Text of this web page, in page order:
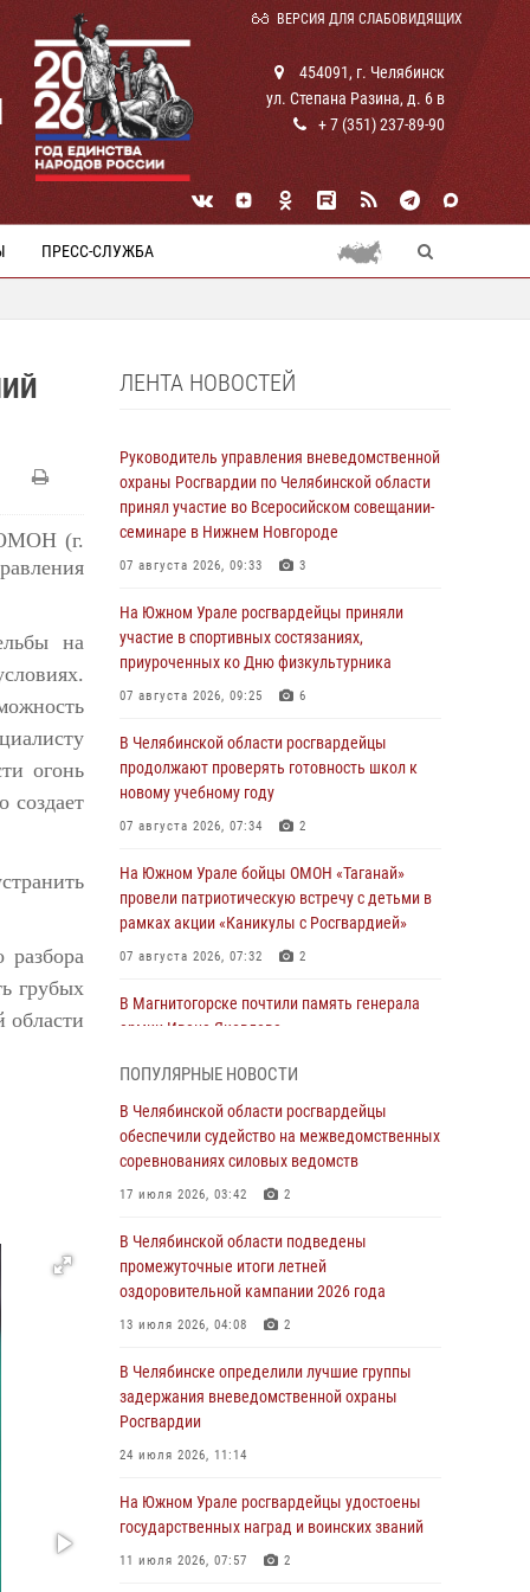
ВЕРСИЯ ДЛЯ СЛАБОВИДЯЩИХ
454091, г. Челябинск
ул. Степана Разина, д. 6 в
+ 7 (351) 237-89-90
ПРЕСС-СЛУЖБА
(г.
на
огонь
создает
грубых
области
ЛЕНТА НОВОСТЕЙ
Руководитель управления вневедомственной
охраны Росгвардии по Челябинской области
принял участие во Всеросийском совещании-
семинаре в Нижнем Новгороде
07 августа 2026, 09:33 3
На Южном Урале росгвардейцы приняли
участие в спортивных состязаниях,
приуроченных ко Дню физкультурника
07 августа 2026, 09:25 6
В Челябинской области росгвардейцы
продолжают проверять готовность школ к
новому учебному году
07 августа 2026, 07:34 2
На Южном Урале бойцы ОМОН «Таганай»
провели патриотическую встречу с детьми в
рамках акции «Каникулы с Росгвардией»
07 августа 2026, 07:32 2
В Магнитогорске почтили память генерала
армии Ивана Яковлева
В Магнитогорске сотрудники Росгвардии
задержали рецидивиста за хищение алкоголя
из супермаркета
05 августа 2026, 06:06
На Южном Урале спецназ Росгвардии провел
военно-полевые сборы для кадетов
04 августа 2026, 10:03 1
воров в Челябинске
04 августа 2026, 10:00
На Южном Урале сотрудники Росгвардии
убийства
03 августа 2026, 11:41
ПОПУЛЯРНЫЕ НОВОСТИ
В Челябинской области росгвардейцы
обеспечили судейство на межведомственных
соревнованиях силовых ведомств
17 июля 2026, 03:42 2
В Челябинской области подведены
промежуточные итоги летней
оздоровительной кампании 2026 года
13 июля 2026, 04:08 2
В Челябинске определили лучшие группы
задержания вневедомственной охраны
Росгвардии
24 июля 2026, 11:14
На Южном Урале росгвардейцы удостоены
государственных наград и воинских званий
11 июля 2026, 07:57 2